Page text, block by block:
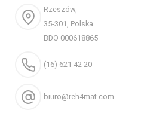
Rzeszów,
35-301, Polska
BDO 000618865
(16) 621 42 20
biuro@reh4mat.com